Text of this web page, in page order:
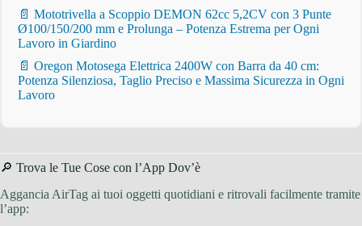
📄 Mototrivella a Scoppio DEMON 62cc 5,2CV con 3 Punte
Ø100/150/200 mm e Prolunga – Potenza Estrema per Ogni
Lavoro in Giardino
📄 Oregon Motosega Elettrica 2400W con Barra da 40 cm:
Potenza Silenziosa, Taglio Preciso e Massima Sicurezza in Ogni
Lavoro
🔎 Trova le Tue Cose con l’App Dov’è
Aggancia AirTag ai tuoi oggetti quotidiani e ritrovali facilmente tramite
l’app: